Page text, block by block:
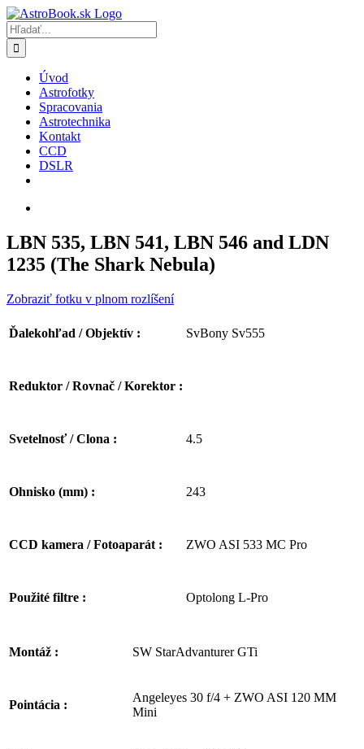
Skip
to
content
Hľadať:
Úvod
Astrofotky
Spracovania
Astrotechnika
Kontakt
CCD
DSLR
LBN 535, LBN 541, LBN 546 and LDN
1235 (The Shark Nebula)
Zobraziť fotku v plnom rozlíšení
Ďalekohľad / Objektív : SvBony Sv555
Reduktor / Rovnač / Korektor :
Svetelnosť / Clona : 4.5
Ohnisko (mm) : 243
CCD kamera / Fotoaparát : ZWO ASI 533 MC Pro
Použité filtre : Optolong L-Pro
Montáž : SW StarAdvanturer GTi
Pointácia :
Angeleyes 30 f/4 + ZWO ASI 120 MM
Mini